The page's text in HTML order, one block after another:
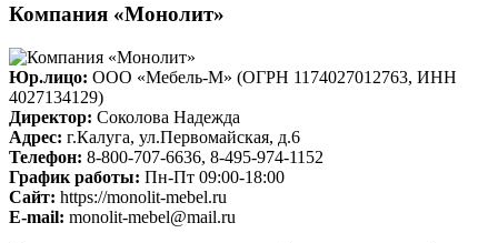
Компания «Монолит»
Юр.лицо: ООО «Мебель-М» (ОГРН 1174027012763, ИНН
4027134129)
Директор: Соколова Надежда
Адрес: г.Калуга, ул.Первомайская, д.6
Телефон: 8-800-707-6636, 8-495-974-1152
График работы: Пн-Пт 09:00-18:00
Cайт: https://monolit-mebel.ru
E-mail: monolit-mebel@mail.ru